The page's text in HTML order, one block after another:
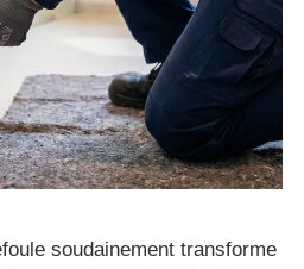
soudainement transforme